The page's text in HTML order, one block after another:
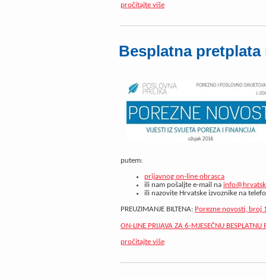
pročitajte više
Besplatna
putem:
prijavnog on-line obrasca
ili nam pošaljte e-mail na
ili nazovite Hrvatske izvoznike na
PREUZIMANJE BILTENA: Porezne novosti, broj
ON-LINE PRIJAVA ZA 6-MJESEČNU BESPLATNU
pročitajte više